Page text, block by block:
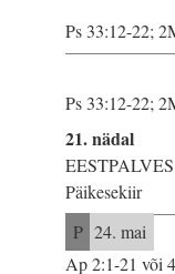
Ps 33:12-22;
Ps 33:12-22;
21. nädal
Päikesekiir
P 24. mai
Ap 2:1-21 või